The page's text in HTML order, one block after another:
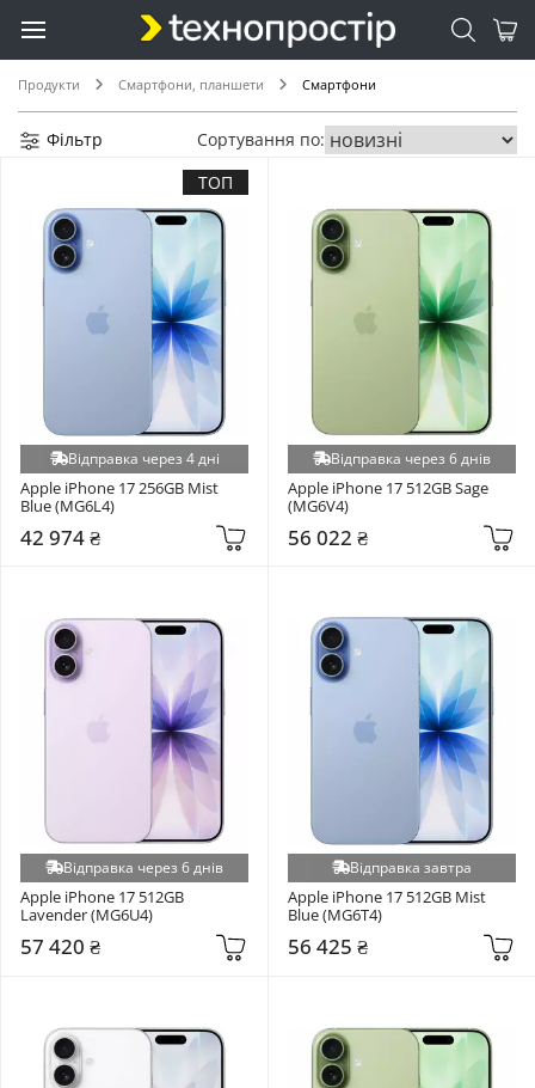
Продукти Смартфони, планшети Смартфони
Фільтр Сортування по:
Відправка через 4 дні
ТОП
Apple iPhone 17 256GB Mist
Blue (MG6L4)
42 974 ₴
Відправка через 6 днів
Apple iPhone 17 512GB Sage
(MG6V4)
56 022 ₴
Відправка через 6 днів
Apple iPhone 17 512GB
Lavender (MG6U4)
57 420 ₴
Відправка завтра
Apple iPhone 17 512GB Mist
Blue (MG6T4)
56 425 ₴